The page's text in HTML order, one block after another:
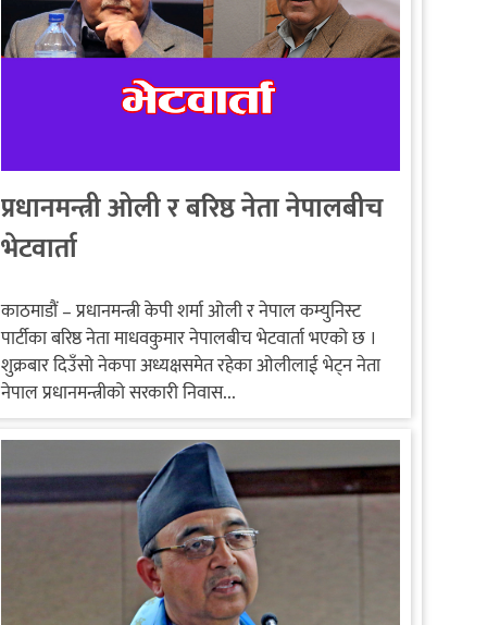
प्रधानमन्त्री ओली र बरिष्ठ नेता नेपालबीच
भेटवार्ता
काठमाडौं – प्रधानमन्त्री केपी शर्मा ओली र नेपाल कम्युनिस्ट
पार्टीका बरिष्ठ नेता माधवकुमार नेपालबीच भेटवार्ता भएको छ ।
शुक्रबार दिउँसो नेकपा अध्यक्षसमेत रहेका ओलीलाई भेट्न नेता
नेपाल प्रधानमन्त्रीको सरकारी निवास...